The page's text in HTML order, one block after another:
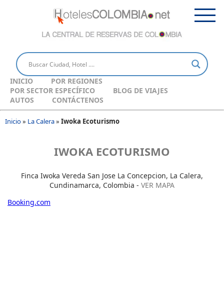
INICIO
POR REGIONES
POR SECTOR ESPECÍFICO
BLOG DE VIAJES
AUTOS
CONTÁCTENOS
Inicio» La Calera» Iwoka Ecoturismo
IWOKA ECOTURISMO
Finca Iwoka Vereda San Jose La Concepcion, La Calera,
Cundinamarca, Colombia - VER MAPA
Booking.com